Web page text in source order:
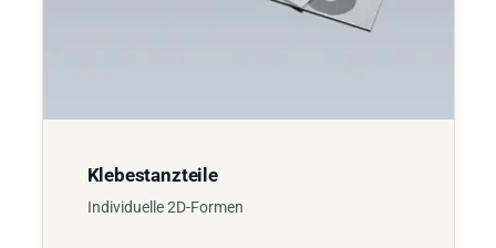
Klebestanzteile
Individuelle 2D-Formen